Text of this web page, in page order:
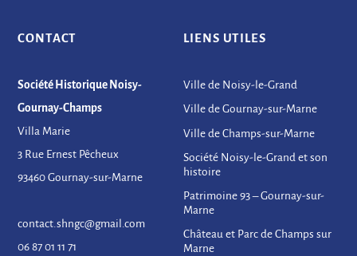
CONTACT
Société Historique Noisy-
Gournay-Champs
Villa Marie
3 Rue Ernest Pêcheux
93460 Gournay-sur-Marne
contact.shngc@gmail.com
06 87 01 11 71
LIENS UTILES
Ville de Noisy-le-Grand
Ville de Gournay-sur-Marne
Ville de Champs-sur-Marne
Société Noisy-le-Grand et son
histoire
Patrimoine 93 – Gournay-sur-
Marne
Château et Parc de Champs sur
Marne